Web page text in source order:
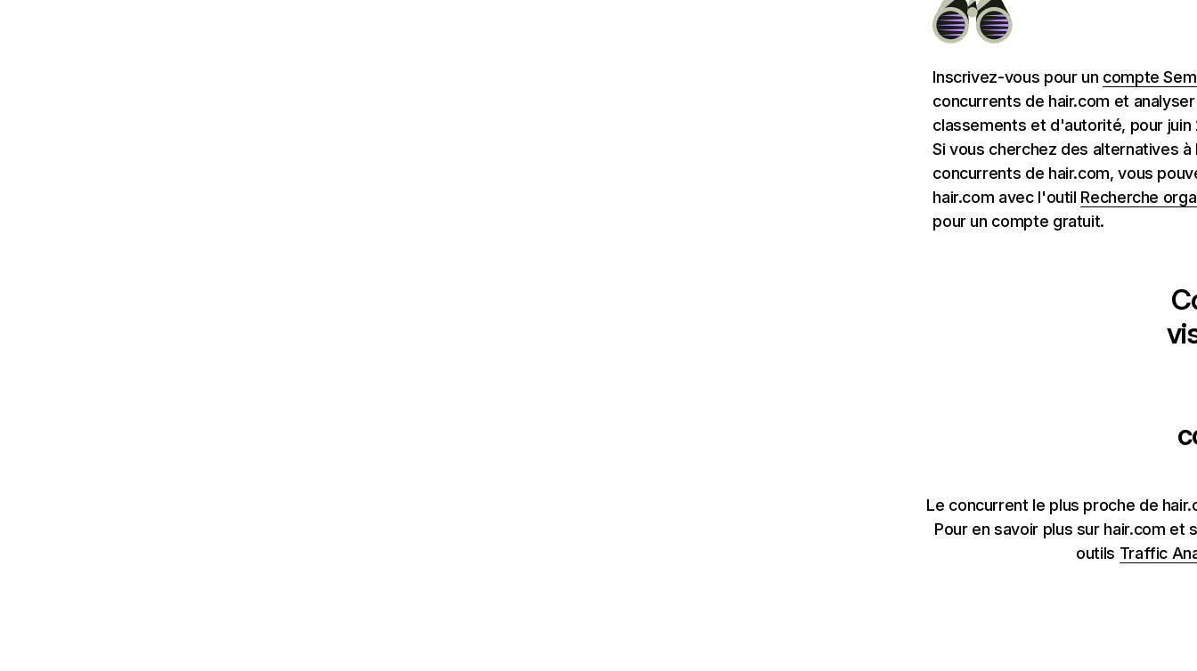
Inscrivez-vous pour un compte
concurrents de hair.com et
classements et d'autorité, pour juin
Si vous cherchez des alternatives
concurrents de hair.com, vous
hair.com avec l'outil Recherche
pour un compte gratuit.
Le concurrent le plus proche de
Pour en savoir plus sur hair.com
outils Traffic